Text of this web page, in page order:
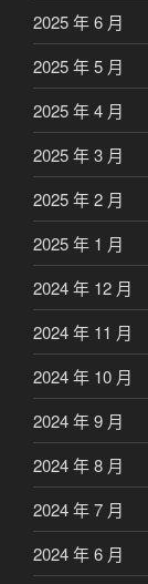
2025 年 6 月
2025 年 5 月
2025 年 4 月
2025 年 3 月
2025 年 2 月
2025 年 1 月
2024 年 12 月
2024 年 11 月
2024 年 10 月
2024 年 9 月
2024 年 8 月
2024 年 7 月
2024 年 6 月